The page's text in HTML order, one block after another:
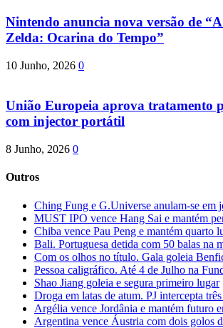
Nintendo anuncia nova versão de
Zelda: Ocarina do Tempo”
10 Junho, 2026 0
União Europeia aprova tratamento
com injector portátil
8 Junho, 2026 0
Outros
Ching Fung e G.Universe anulam-se em
MUST IPO vence Hang Sai e mantém
Chiba vence Pau Peng e mantém quarto
Bali. Portuguesa detida com 50 balas na
Com os olhos no título. Gala goleia
Pessoa caligráfico. Até 4 de Julho na
Shao Jiang goleia e segura primeiro lugar
Droga em latas de atum. PJ intercepta
Argélia vence Jordânia e mantém futuro
Argentina vence Áustria com dois golos